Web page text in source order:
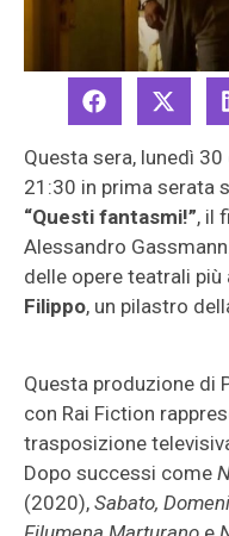
Questa sera, lunedì
21:30 in prima serata
“Questi fantasmi!”, il
Alessandro
delle opere teatrali più
Filippo, un pilastro
Questa produzione di
con Rai Fiction
trasposizione
Dopo successi come
(2020), Sabato,